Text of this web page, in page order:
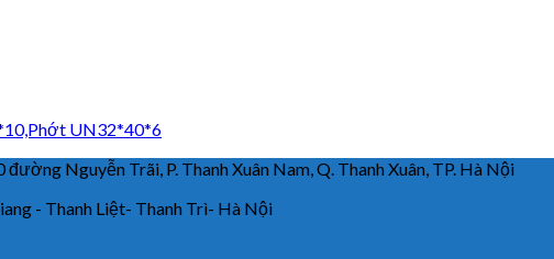
UN32*40*6
Nguyễn Trãi, P. Thanh Xuân Nam, Q. Thanh Xuân, TP. Hà Nội
- Thanh Liệt- Thanh Trì- Hà Nội